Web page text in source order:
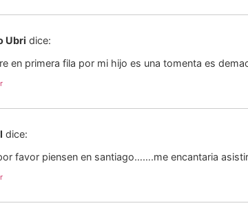
Ubri dice:
en primera fila por mi hijo es una tomenta es
dice:
favor piensen en santiago…….me encantaria